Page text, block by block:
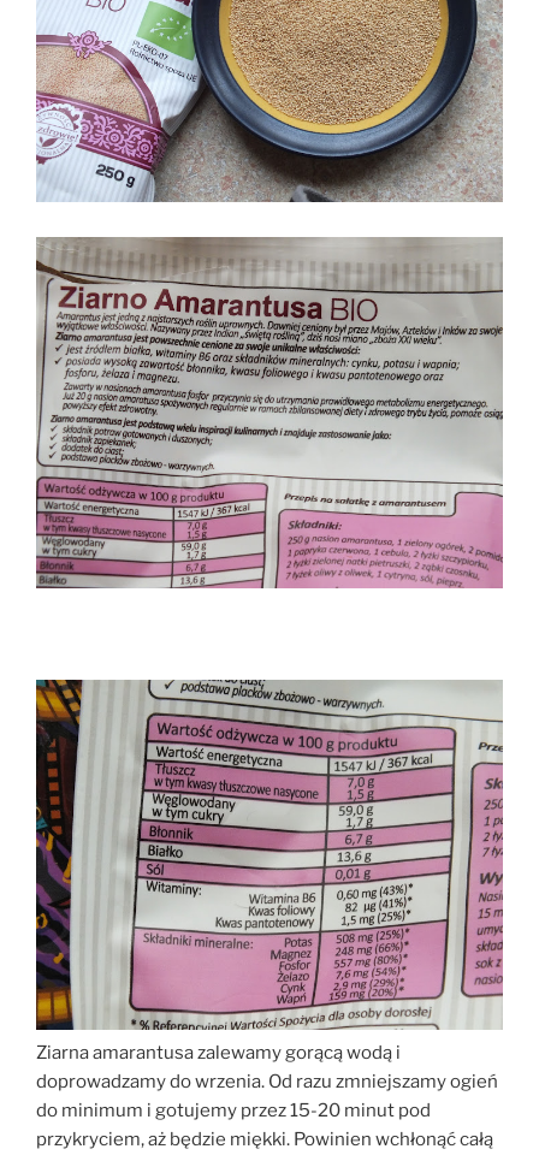
Ziarna amarantusa zalewamy gorącą wodą i
doprowadzamy do wrzenia. Od razu zmniejszamy ogień
do minimum i gotujemy przez 15-20 minut pod
przykryciem, aż będzie miękki. Powinien wchłonąć całą